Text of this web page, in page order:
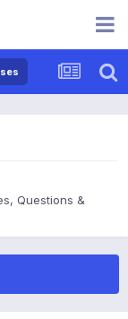
Questions &